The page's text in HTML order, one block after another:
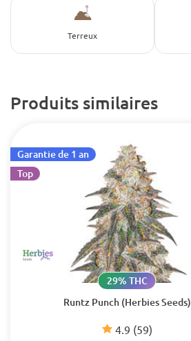
Terreux
Produits similaires
Runtz Punch (Herbies Seeds)
4.9 (59)
29% THC
Garantie de 1 an
Top